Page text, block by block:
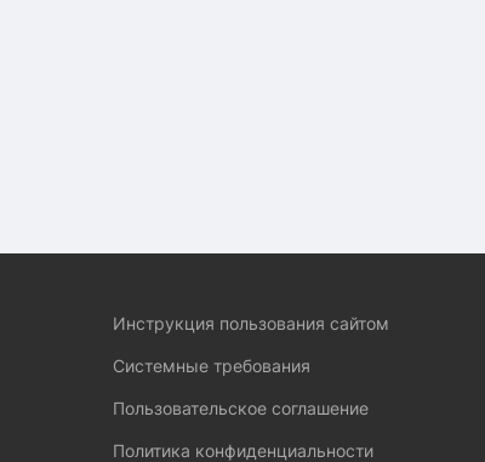
Инструкция пользования сайтом
Системные требования
Пользовательское соглашение
Политика конфиденциальности